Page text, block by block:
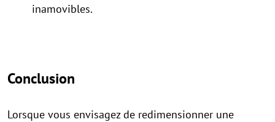
inamovibles.
Conclusion
Lorsque vous envisagez de redimensionner une